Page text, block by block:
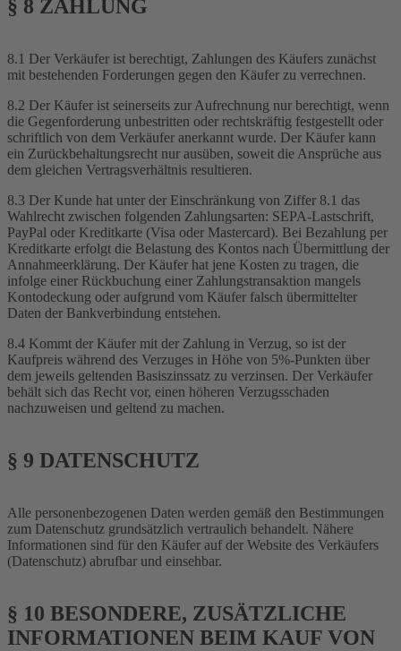
§ 8 ZAHLUNG
8.1 Der Verkäufer ist berechtigt, Zahlungen des Käufers zunächst
mit bestehenden Forderungen gegen den Käufer zu verrechnen.
8.2 Der Käufer ist seinerseits zur Aufrechnung nur berechtigt, wenn
die Gegenforderung unbestritten oder rechtskräftig festgestellt oder
schriftlich von dem Verkäufer anerkannt wurde. Der Käufer kann
ein Zurückbehaltungsrecht nur ausüben, soweit die Ansprüche aus
dem gleichen Vertragsverhältnis resultieren.
8.3 Der Kunde hat unter der Einschränkung von Ziffer 8.1 das
Wahlrecht zwischen folgenden Zahlungsarten: SEPA-Lastschrift,
PayPal oder Kreditkarte (Visa oder Mastercard). Bei Bezahlung per
Kreditkarte erfolgt die Belastung des Kontos nach Übermittlung der
Annahmeerklärung. Der Käufer hat jene Kosten zu tragen, die
infolge einer Rückbuchung einer Zahlungstransaktion mangels
Kontodeckung oder aufgrund vom Käufer falsch übermittelter
Daten der Bankverbindung entstehen.
8.4 Kommt der Käufer mit der Zahlung in Verzug, so ist der
Kaufpreis während des Verzuges in Höhe von 5%-Punkten über
dem jeweils geltenden Basiszinssatz zu verzinsen. Der Verkäufer
behält sich das Recht vor, einen höheren Verzugsschaden
nachzuweisen und geltend zu machen.
§ 9 DATENSCHUTZ
Alle personenbezogenen Daten werden gemäß den Bestimmungen
zum Datenschutz grundsätzlich vertraulich behandelt. Nähere
Informationen sind für den Käufer auf der Website des Verkäufers
(Datenschutz) abrufbar und einsehbar.
§ 10 BESONDERE, ZUSÄTZLICHE
INFORMATIONEN BEIM KAUF VON